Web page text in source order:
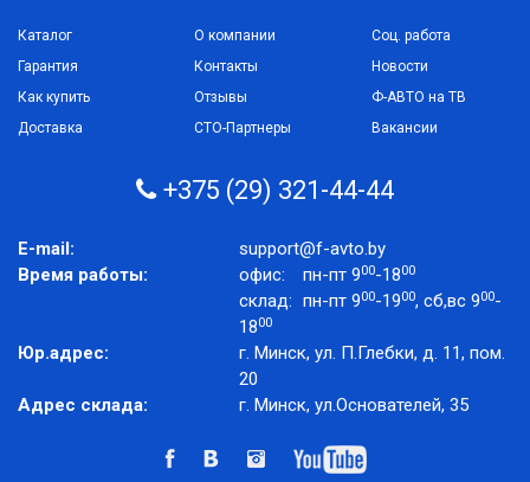
Каталог
Гарантия
Как купить
Доставка
О компании
Контакты
Отзывы
СТО-Партнеры
Соц. работа
Новости
Ф-АВТО на ТВ
Вакансии
+375 (29) 321-44-44
E-mail:
support@f-avto.by
Время работы:
офис: пн-пт 900-1800
склад: пн-пт 900-1900, сб,вс 900-
1800
Юр.адрес:
г. Минск, ул. П.Глебки, д. 11, пом.
20
Адрес склада:
г. Минск, ул.Основателей, 35